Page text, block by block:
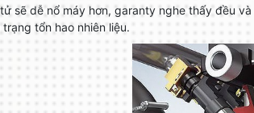
sẽ dễ nổ máy hơn, garanty nghe thấy đều
tổn hao nhiên liệu.